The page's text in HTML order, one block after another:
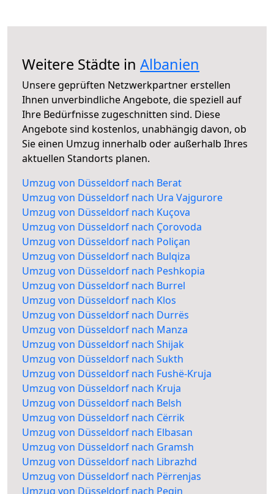
Weitere Städte in Albanien
Unsere geprüften Netzwerkpartner erstellen
Ihnen unverbindliche Angebote, die speziell auf
Ihre Bedürfnisse zugeschnitten sind. Diese
Angebote sind kostenlos, unabhängig davon, ob
Sie einen Umzug innerhalb oder außerhalb Ihres
aktuellen Standorts planen.
Umzug von Düsseldorf nach Berat
Umzug von Düsseldorf nach Ura Vajgurore
Umzug von Düsseldorf nach Kuçova
Umzug von Düsseldorf nach Çorovoda
Umzug von Düsseldorf nach Poliçan
Umzug von Düsseldorf nach Bulqiza
Umzug von Düsseldorf nach Peshkopia
Umzug von Düsseldorf nach Burrel
Umzug von Düsseldorf nach Klos
Umzug von Düsseldorf nach Durrës
Umzug von Düsseldorf nach Manza
Umzug von Düsseldorf nach Shijak
Umzug von Düsseldorf nach Sukth
Umzug von Düsseldorf nach Fushë-Kruja
Umzug von Düsseldorf nach Kruja
Umzug von Düsseldorf nach Belsh
Umzug von Düsseldorf nach Cërrik
Umzug von Düsseldorf nach Elbasan
Umzug von Düsseldorf nach Gramsh
Umzug von Düsseldorf nach Librazhd
Umzug von Düsseldorf nach Përrenjas
Umzug von Düsseldorf nach Peqin